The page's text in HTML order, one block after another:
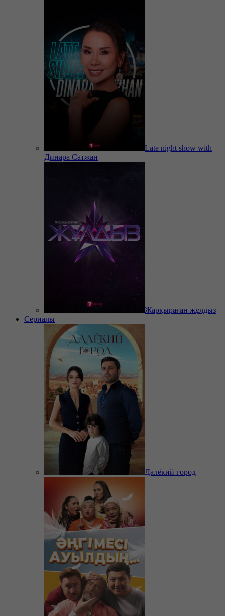
Late night show with
Динара Сатжан
Жарқыраған жұлдыз
Сериалы
Далёкий город